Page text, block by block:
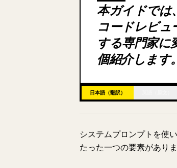
本ガイドでは
コードレビュ
する専門家
個紹介します。
日本語（翻訳）
システムプロンプトを使
たった一つの要素がありま